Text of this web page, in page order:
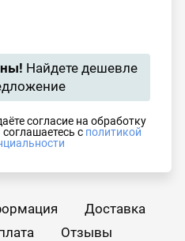
Найдете дешевле
согласие на обработку
с политикой
Доставка
Отзывы